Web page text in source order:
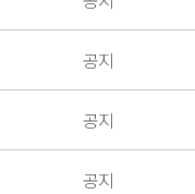
공지
공지
공지